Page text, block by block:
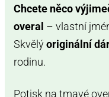
Chcete něco
overal – vlastní
Skvělýoriginální
rodinu.
Potisk na tmavé